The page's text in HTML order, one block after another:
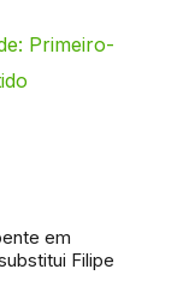
Primeiro-
em
Filipe